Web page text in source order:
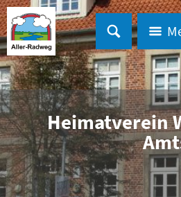
Heimatverein